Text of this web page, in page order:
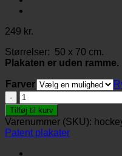
249 kr.
Størrelser: 50 x 70 cm.
Plakaten er uden ramme.
Farver
Hockey
Game
Patent
|
Plakat
antal
Tilføj til kurv
Varenummer (SKU):
Patent plakater